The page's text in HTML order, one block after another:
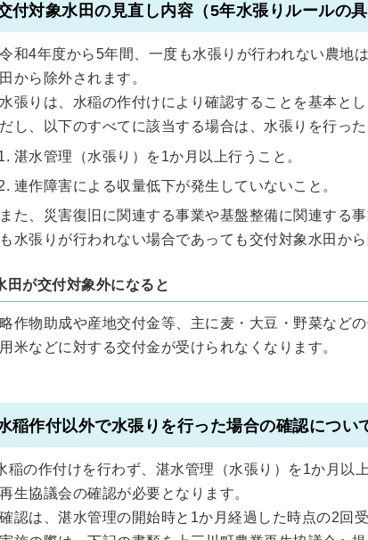
付対象水田の見直し内容（5年水張りルールの具
和4年度から5年間、一度も水張りが行われない農地
から除外されます。
張りは、水稲の作付けにより確認することを基本とし
し、以下のすべてに該当する場合は、水張りを行った
湛水管理（水張り）を1か月以上行うこと。
連作障害による収量低下が発生していないこと。
た、災害復旧に関連する事業や基盤整備に関連する
水張りが行われない場合であっても交付対象水田から
田が交付対象外になると
作物助成や産地交付金等、主に麦・大豆・野菜など
米などに対する交付金が受けられなくなります。
稲作付以外で水張りを行った場合の確認につい
稲の作付けを行わず、湛水管理（水張り）を1か月以
生協議会の確認が必要となります。
認は、湛水管理の開始時と1か月経過した時点の2回